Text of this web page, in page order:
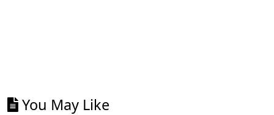
You May Like